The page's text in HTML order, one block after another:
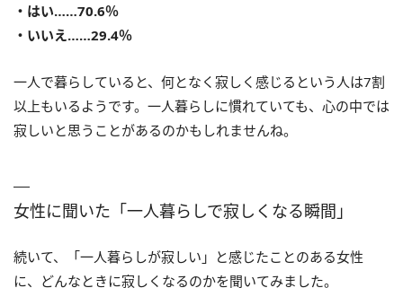
・はい……70.6％
・いいえ……29.4％
一人で暮らしていると、何となく寂しく感じるという人は7割
以上もいるようです。一人暮らしに慣れていても、心の中では
寂しいと思うことがあるのかもしれませんね。
女性に聞いた「一人暮らしで寂しくなる瞬間」
続いて、「一人暮らしが寂しい」と感じたことのある女性
に、どんなときに寂しくなるのかを聞いてみました。